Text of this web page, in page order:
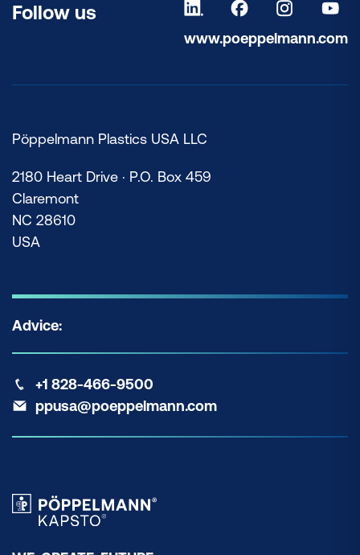
Follow us
www.poeppelmann.com
Pöppelmann Plastics USA LLC
2180 Heart Drive · P.O. Box 459
Claremont
NC 28610
USA
Advice:
+1 828-466-9500
ppusa@poeppelmann.com